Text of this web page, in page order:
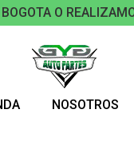
O
NOSOTROS